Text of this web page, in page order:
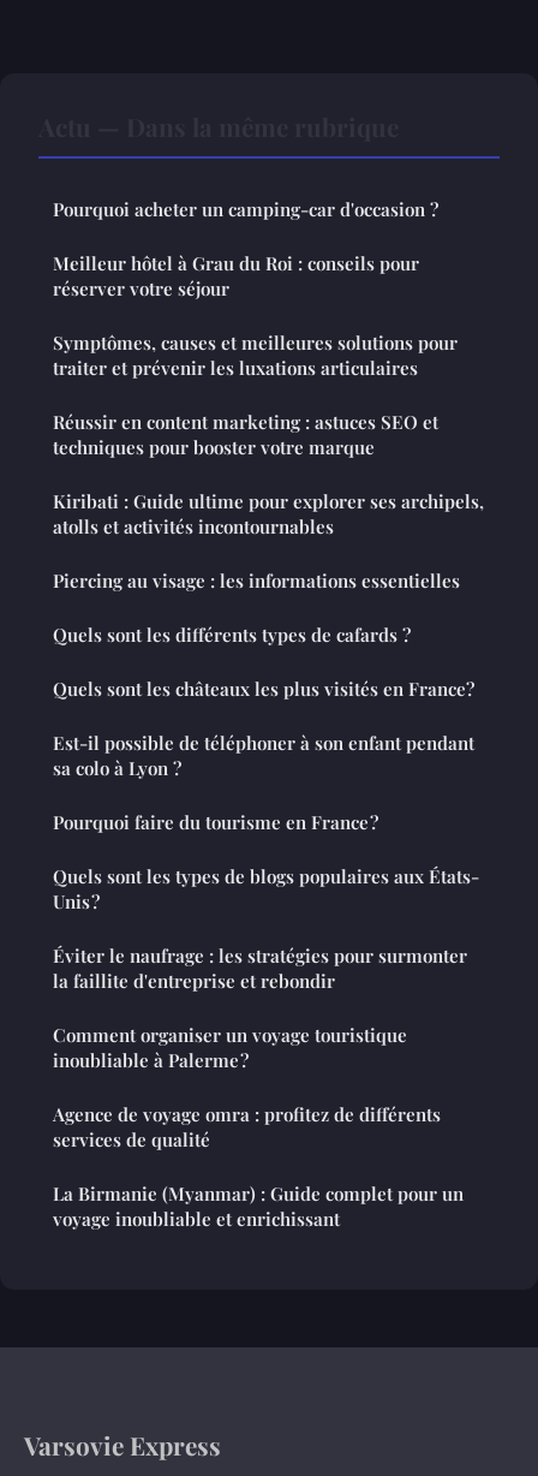
Pourquoi acheter un camping-car d'occasion ?
Meilleur hôtel à Grau du Roi : conseils pour
réserver votre séjour
Symptômes, causes et meilleures solutions pour
traiter et prévenir les luxations articulaires
Réussir en content marketing : astuces SEO et
techniques pour booster votre marque
Kiribati : Guide ultime pour explorer ses archipels,
atolls et activités incontournables
Piercing au visage : les informations essentielles
Quels sont les différents types de cafards ?
Quels sont les châteaux les plus visités en France?
Est-il possible de téléphoner à son enfant pendant
sa colo à Lyon ?
Pourquoi faire du tourisme en France ?
Quels sont les types de blogs populaires aux États-
Unis ?
Éviter le naufrage : les stratégies pour surmonter
la faillite d'entreprise et rebondir
Comment organiser un voyage touristique
inoubliable à Palerme ?
Agence de voyage omra : profitez de différents
services de qualité
La Birmanie (Myanmar) : Guide complet pour un
voyage inoubliable et enrichissant
Varsovie Express